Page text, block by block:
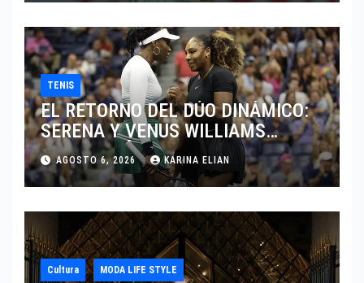
TENIS
EL RETORNO DEL DÚO DINÁMICO:
SERENA Y VENUS WILLIAMS
DISPUTARÁN LOS DOBLES EN
CINCINNATI 2026
AGOSTO 6, 2026 KARINA ELIAN
Cultura MODA LIFE STYLE